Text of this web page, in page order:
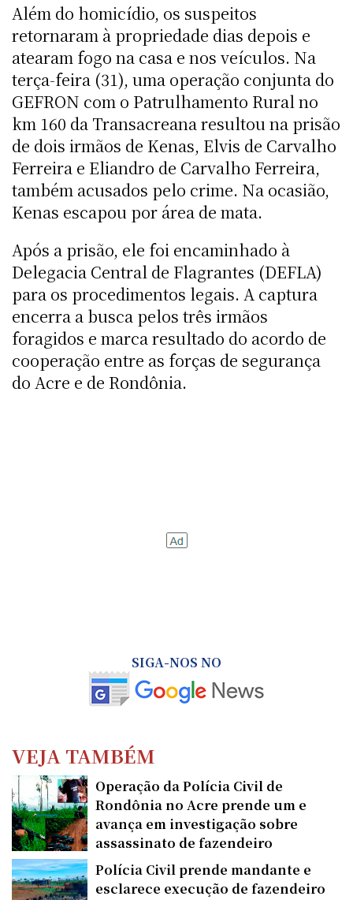
Além do homicídio, os suspeitos
retornaram à propriedade dias depois e
atearam fogo na casa e nos veículos. Na
terça-feira (31), uma operação conjunta do
GEFRON com o Patrulhamento Rural no
km 160 da Transacreana resultou na prisão
de dois irmãos de Kenas, Elvis de Carvalho
Ferreira e Eliandro de Carvalho Ferreira,
também acusados pelo crime. Na ocasião,
Kenas escapou por área de mata.
Após a prisão, ele foi encaminhado à
Delegacia Central de Flagrantes (DEFLA)
para os procedimentos legais. A captura
encerra a busca pelos três irmãos
foragidos e marca resultado do acordo de
cooperação entre as forças de segurança
do Acre e de Rondônia.​​​​​​​​​​​​​​​​
SIGA-NOS NO
VEJA TAMBÉM
Operação da Polícia Civil de
Rondônia no Acre prende um e
avança em investigação sobre
assassinato de fazendeiro
Polícia Civil prende mandante e
esclarece execução de fazendeiro